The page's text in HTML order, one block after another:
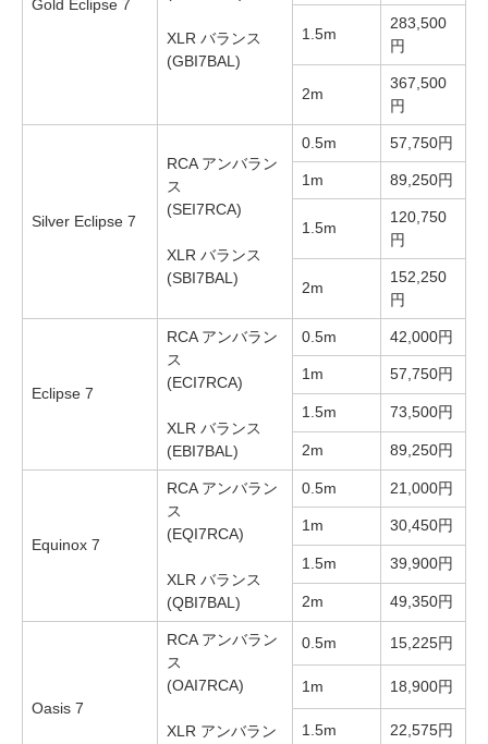
Gold Eclipse 7
XLR バランス
(GBI7BAL)
1.5m
283,500
円
2m
367,500
円
Silver Eclipse 7
RCA アンバラン
ス
(SEI7RCA)
XLR バランス
(SBI7BAL)
0.5m 57,750円
1m 89,250円
1.5m
120,750
円
2m
152,250
円
Eclipse 7
RCA アンバラン
ス
(ECI7RCA)
XLR バランス
(EBI7BAL)
0.5m 42,000円
1m 57,750円
1.5m 73,500円
2m 89,250円
Equinox 7
RCA アンバラン
ス
(EQI7RCA)
XLR バランス
(QBI7BAL)
0.5m 21,000円
1m 30,450円
1.5m 39,900円
2m 49,350円
Oasis 7
RCA アンバラン
ス
(OAI7RCA)
XLR アンバラン
0.5m 15,225円
1m 18,900円
1.5m 22,575円